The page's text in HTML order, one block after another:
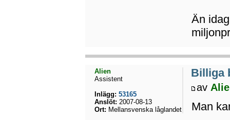
Än
Billiga
av
Man
Alien
Assistent
Inlägg: 53165
Anslöt: 2007-08-13
Ort: Mellansvenska låglandet